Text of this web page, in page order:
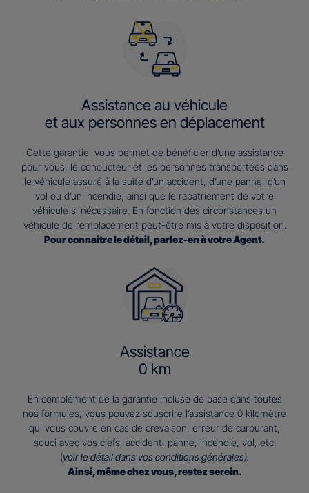
Assistance au véhicule
et aux personnes en déplacement
Cette garantie, vous permet de bénéficier d’une assistance
pour vous, le conducteur et les personnes transportées dans
le véhicule assuré à la suite d’un accident, d’une panne, d’un
vol ou d’un incendie, ainsi que le rapatriement de votre
véhicule si nécessaire. En fonction des circonstances un
véhicule de remplacement peut-être mis à votre disposition.
Pour connaitre le détail, parlez-en à votre Agent.
Assistance
0 km
En complément de la garantie incluse de base dans toutes
nos formules, vous pouvez souscrire l’assistance 0 kilomètre
qui vous couvre en cas de crevaison, erreur de carburant,
souci avec vos clefs, accident, panne, incendie, vol, etc.
(voir le détail dans vos conditions générales).
Ainsi, même chez vous, restez serein.